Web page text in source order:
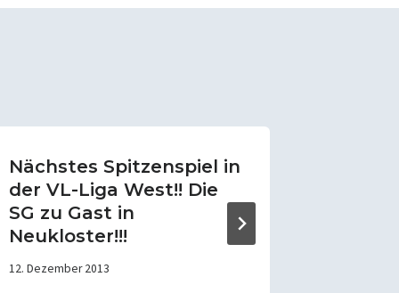
Nächstes Spitzenspiel in
der VL-Liga West!! Die
SG zu Gast in
Neukloster!!!
12. Dezember 2013